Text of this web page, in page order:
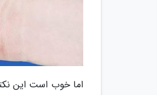
اما خوب است این